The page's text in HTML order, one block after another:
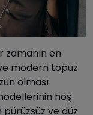
en
modern topuz
olması
hoş
ve düz